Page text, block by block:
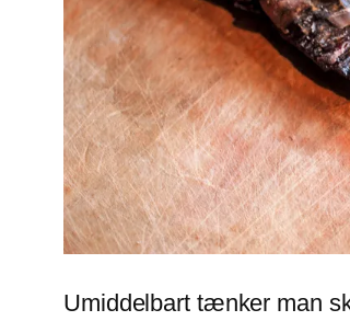
Umiddelbart tænker man